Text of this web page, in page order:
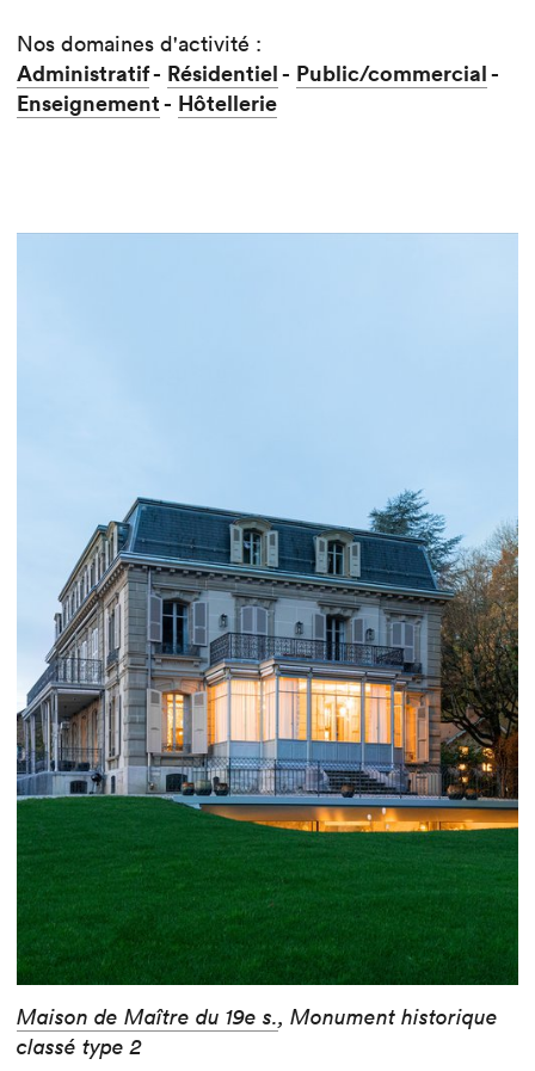
Nos domaines d'activité :
Administratif- Résidentiel- Public/commercial-
Enseignement- Hôtellerie
Maison de Maître du 19e s., Monument historique
classé type 2